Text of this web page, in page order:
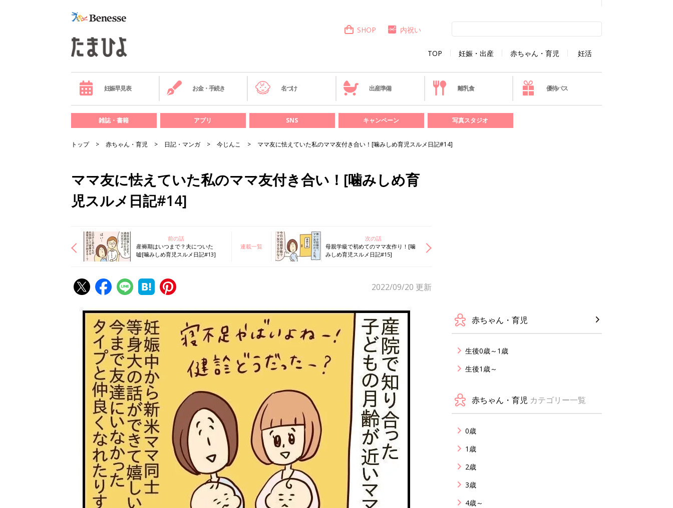
TOP 妊娠・出産 赤ちゃん・育児 妊活
SHOP 内祝い
妊娠早見表 お金・手続き 名づけ 出産準備 離乳食 優待パス
雑誌・書籍 アプリ SNS キャンペーン 写真スタジオ
トップ 赤ちゃん・育児 日記・マンガ 今じんこ ママ友に怯えていた私のママ友付き合い！[噛みしめ育児スルメ日記#14]
ママ友に怯えていた私のママ友付き合い！[噛みしめ育
児スルメ日記#14]
前の話
産褥期はいつまで？夫についた
嘘[噛みしめ育児スルメ日記#13]
連載一覧
次の話
母親学級で初めてのママ友作り！[噛
みしめ育児スルメ日記#15]
2022/09/20 更新
赤ちゃん・育児
生後0歳～1歳
生後1歳～
赤ちゃん・育児 カテゴリー一覧
0歳
1歳
2歳
3歳
4歳～